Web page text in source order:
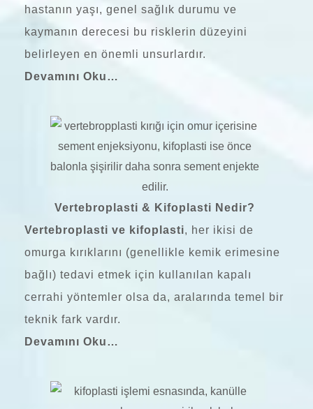
hastanın yaşı, genel sağlık durumu ve
kaymanın derecesi bu risklerin düzeyini
belirleyen en önemli unsurlardır.
Devamını Oku…
Vertebroplasti & Kifoplasti Nedir?
Vertebroplasti ve kifoplasti, her ikisi de
omurga kırıklarını (genellikle kemik erimesine
bağlı) tedavi etmek için kullanılan kapalı
cerrahi yöntemler olsa da, aralarında temel bir
teknik fark vardır.
Devamını Oku…